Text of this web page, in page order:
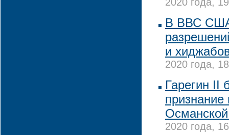
2020 года,
В ВВС США
и
2020 года,
Гарегин II
2020 года,